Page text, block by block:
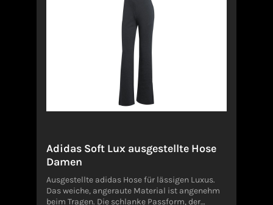
Adidas Soft Lux ausgestellte Hose
Damen
Ausgestellte adidas Hose für lässigen Luxus.
Das weiche, angeraute Material ist angenehm
beim Tragen. Die schlanke Passform, der